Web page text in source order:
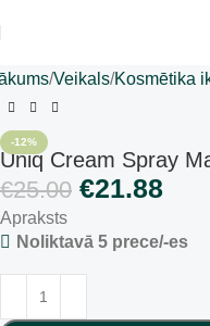
Veikals Kosmētika
-12%
Uniq Cream Spray
€25.00 €21.88
Apraksts
Noliktavā 5 prece/-es